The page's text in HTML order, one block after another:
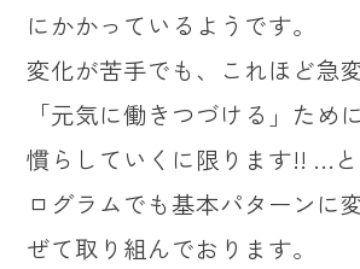
にかかっているようです。
変化が苦手でも、これほど急
「元気に働きつづける」ため
慣らしていくに限ります!! …
ログラムでも基本パターンに
ぜて取り組んでおります。